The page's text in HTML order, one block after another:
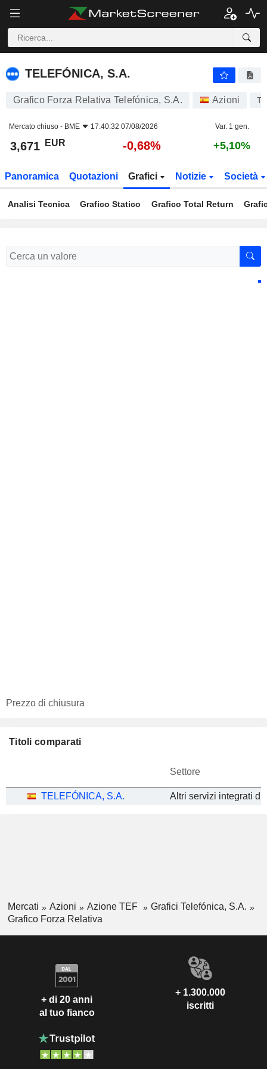
TELEFÓNICA, S.A.
TELEFÓNICA, S.A.
Grafico Forza Relativa Telefónica, S.A. Azioni
Mercato chiuso - BME 17:40:32 07/08/2026 Var. 1 gen.
3,671 EUR -0,68% +5,10%
Panoramica Quotazioni Grafici Notizie Società
Analisi Tecnica Grafico Statico Grafico Total Return
Prezzo di chiusura
Titoli comparati
Settore
TELEFÓNICA, S.A.
Mercati Azioni Azione TEF
Grafici Telefónica, S.A.
Grafico Forza Relativa
+ di 20 anni
al tuo fianco
+ 1.300.000
iscritti